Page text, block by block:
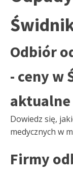
Odbiór
- ceny w
aktualne
Dowiedz się,
medycznych w
Firmy